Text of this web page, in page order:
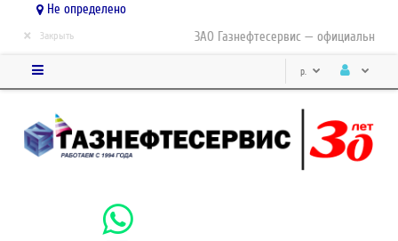
Не определено
ЗАО Газнефтесервис — официальный
× Закрыть
р.